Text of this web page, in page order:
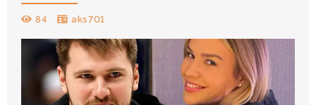
84 aks701